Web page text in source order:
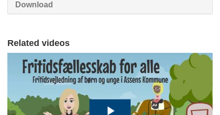
Download
Related videos